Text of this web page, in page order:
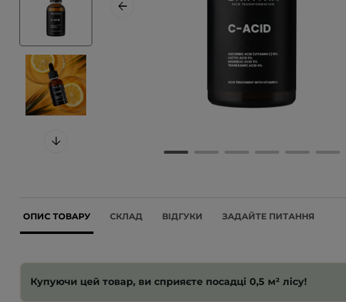
ОПИС ТОВАРУ СКЛАД ВІДГУКИ ЗАДАЙТЕ ПИТАННЯ
Купуючи цей товар, ви сприяєте посадці 0,5 м² лісу!